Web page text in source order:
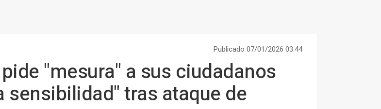
Publicado 07/01/2026 03:44
"mesura" a sus ciudadanos
sensibilidad" tras ataque de